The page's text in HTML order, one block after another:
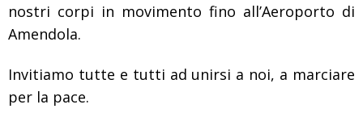
nostri corpi in movimento fino all’Aeroporto di
Amendola.
Invitiamo tutte e tutti ad unirsi a noi, a marciare
per la pace.